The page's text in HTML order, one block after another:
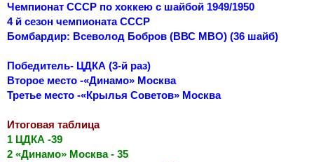
Чемпионат СССР по хоккею с шайбой 1949/1950
4 й сезон чемпионата СССР
Бомбардир: Всеволод Бобров (ВВС МВО) (36 шайб)
Победитель- ЦДКА (3-й раз)
Второе место -«Динамо» Москва
Третье место -«Крылья Советов» Москва
Итоговая таблица
1 ЦДКА -39
2 «Динамо» Москва - 35